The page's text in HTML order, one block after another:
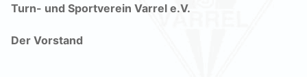
Turn- und Sportverein Varrel e.V.
Der Vorstand